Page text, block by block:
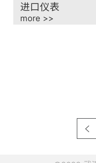
进口仪表
more >>